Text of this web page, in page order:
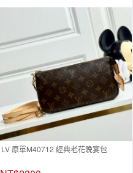
LV 原單M40712 經典老花晚宴包